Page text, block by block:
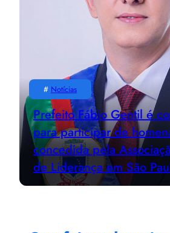
# Notícias
Prefeito Fábio Gentil é
para participar de
concedida pela
de Liderança em São